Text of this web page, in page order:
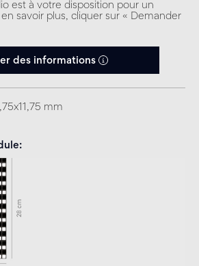
est à votre disposition pour un
savoir plus, cliquer sur « Demander
des informations
mm